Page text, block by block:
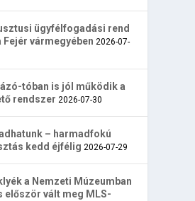
ügyfélfogadási rend
vármegyében 2026-07-
tóban is jól működik a
rendszer 2026-07-30
– harmadfokú
kedd éjfélig 2026-07-29
a Nemzeti Múzeumban
először vált meg MLS-